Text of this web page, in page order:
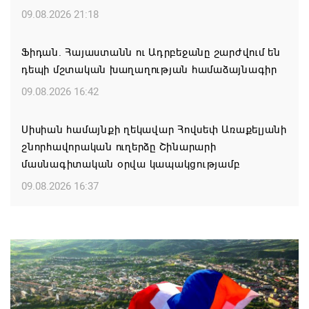
09.08.2026 21:18
Ֆիդան. Հայաստանն ու Ադրբեջանը շարժվում են
դեպի մշտական խաղաղության համաձայնագիր
09.08.2026 16:42
Սիսիան համայնքի ղեկավար Հովսեփ Առաքելյանի
շնորհավորական ուղերձը Շինարարի
մասնագիտական օրվա կապակցությամբ
09.08.2026 16:37
կատարեցին Զանգեզուրի պղնձամոլիբդենային
կոմբինատի հանքավայր
09.08.2026 16:29